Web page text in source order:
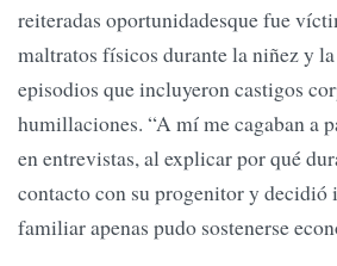
reiteradas oportunidadesque fue
maltratos físicos durante la niñez y
episodios que incluyeron castigos
humillaciones. “A mí me cagaban a
en entrevistas, al explicar por qué
contacto con su progenitor y decidió
familiar apenas pudo sostenerse